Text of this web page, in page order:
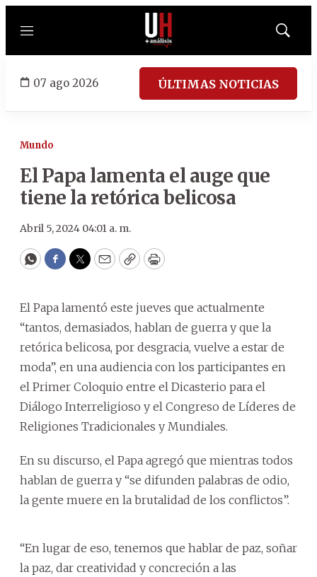
Menú
Mostrar
07 ago 2026 ÚLTIMAS NOTICIAS
Mundo
El Papa lamenta el auge que
tiene la retórica belicosa
Abril 5, 2024 04:01 a. m.
WhatsApp
Facebook
Twitter
EmailCopyPrint
El Papa lamentó este jueves que actualmente
“tantos, demasiados, hablan de guerra y que la
retórica belicosa, por desgracia, vuelve a estar de
moda”, en una audiencia con los participantes en
el Primer Coloquio entre el Dicasterio para el
Diálogo Interreligioso y el Congreso de Líderes de
Religiones Tradicionales y Mundiales.
En su discurso, el Papa agregó que mientras todos
hablan de guerra y “se difunden palabras de odio,
la gente muere en la brutalidad de los conflictos”.
“En lugar de eso, tenemos que hablar de paz, soñar
la paz, dar creatividad y concreción a las